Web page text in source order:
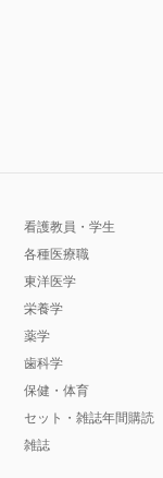
看護教員・学生
各種医療職
東洋医学
栄養学
薬学
歯科学
保健・体育
セット・雑誌年間購読
雑誌